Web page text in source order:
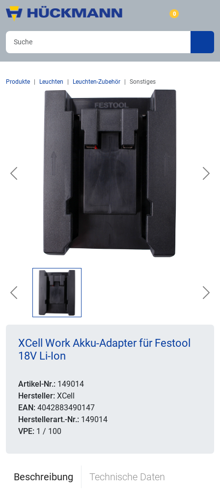
0
Produkte Leuchten Leuchten-Zubehör Sonstiges
Previous
Previous
XCell Work Akku-Adapter für Festool
18V Li-Ion
Artikel-Nr.: 149014
Hersteller: XCell
EAN: 4042883490147
Herstellerart.-Nr.: 149014
VPE: 1 / 100
Beschreibung Technische Daten